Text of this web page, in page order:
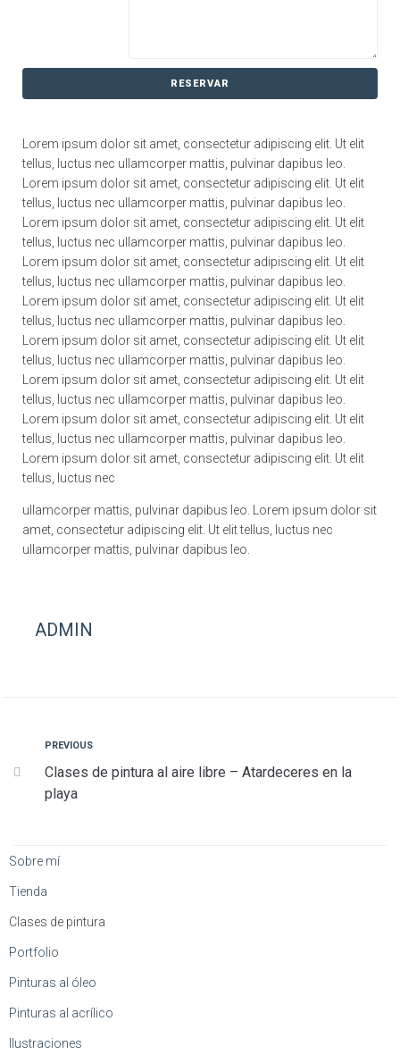
RESERVAR
Lorem ipsum dolor sit amet, consectetur adipiscing elit. Ut elit
tellus, luctus nec ullamcorper mattis, pulvinar dapibus leo.
Lorem ipsum dolor sit amet, consectetur adipiscing elit. Ut elit
tellus, luctus nec ullamcorper mattis, pulvinar dapibus leo.
Lorem ipsum dolor sit amet, consectetur adipiscing elit. Ut elit
tellus, luctus nec ullamcorper mattis, pulvinar dapibus leo.
Lorem ipsum dolor sit amet, consectetur adipiscing elit. Ut elit
tellus, luctus nec ullamcorper mattis, pulvinar dapibus leo.
Lorem ipsum dolor sit amet, consectetur adipiscing elit. Ut elit
tellus, luctus nec ullamcorper mattis, pulvinar dapibus leo.
Lorem ipsum dolor sit amet, consectetur adipiscing elit. Ut elit
tellus, luctus nec ullamcorper mattis, pulvinar dapibus leo.
Lorem ipsum dolor sit amet, consectetur adipiscing elit. Ut elit
tellus, luctus nec ullamcorper mattis, pulvinar dapibus leo.
Lorem ipsum dolor sit amet, consectetur adipiscing elit. Ut elit
tellus, luctus nec ullamcorper mattis, pulvinar dapibus leo.
Lorem ipsum dolor sit amet, consectetur adipiscing elit. Ut elit
tellus, luctus nec
ullamcorper mattis, pulvinar dapibus leo. Lorem ipsum dolor sit
amet, consectetur adipiscing elit. Ut elit tellus, luctus nec
ullamcorper mattis, pulvinar dapibus leo.
ADMIN
PREVIOUS
Clases de pintura al aire libre – Atardeceres en la
playa
Sobre mí
Tienda
Clases de pintura
Portfolio
Pinturas al óleo
Pinturas al acrílico
Ilustraciones